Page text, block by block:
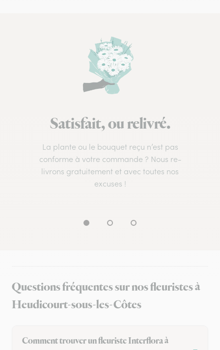
Satisfait, ou relivré.
La plante ou le bouquet reçu n’est pas
conforme à votre commande ? Nous re-
livrons gratuitement et avec toutes nos
excuses !
Questions fréquentes sur nos fleuristes à
Heudicourt-sous-les-Côtes
Comment trouver un fleuriste Interflora à